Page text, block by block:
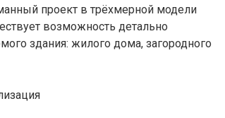
проект в трёхмерной модели
возможность детально
здания: жилого дома, загородного